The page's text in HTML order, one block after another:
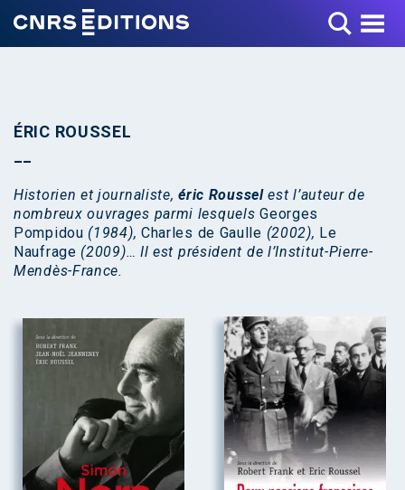
Toggle Menu
ÉRIC ROUSSEL
Historien et journaliste,éric Rousselest l’auteur de
nombreux ouvrages parmi lesquelsGeorges
Pompidou (1984), Charles de Gaulle (2002), Le
Naufrage (2009)… Il est président de l’Institut-Pierre-
Mendès-France.